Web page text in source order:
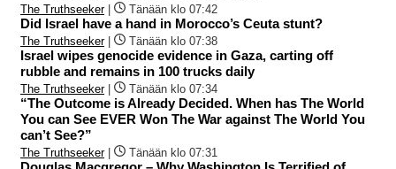
The Truthseeker| Tänään klo 07:42
Did Israel have a hand in Morocco’s Ceuta stunt?
The Truthseeker| Tänään klo 07:38
Israel wipes genocide evidence in Gaza, carting off
rubble and remains in 100 trucks daily
The Truthseeker| Tänään klo 07:34
“The Outcome is Already Decided. When has The World
You can See EVER Won The War against The World You
can’t See?”
The Truthseeker| Tänään klo 07:31